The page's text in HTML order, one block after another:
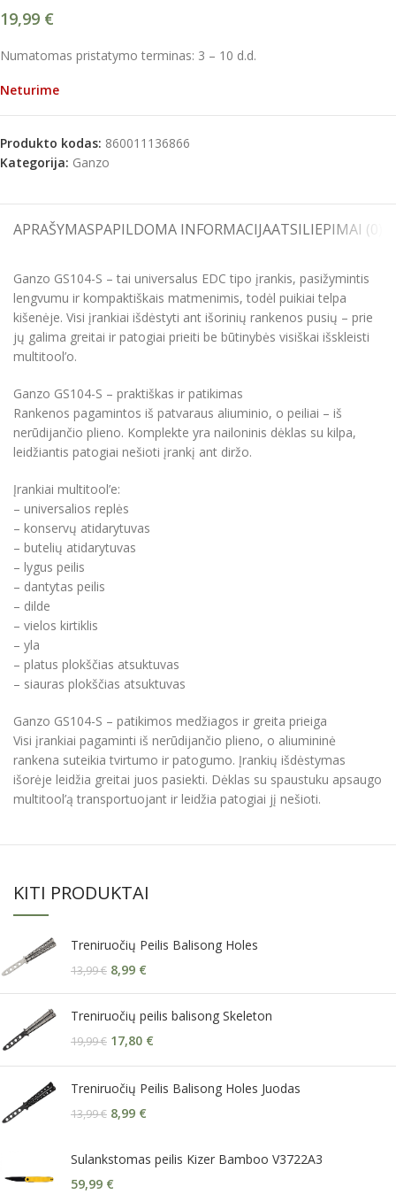
19,99 €
Numatomas pristatymo terminas: 3 – 10 d.d.
Neturime
Produkto kodas: 860011136866
Kategorija: Ganzo
APRAŠYMASPAPILDOMA INFORMACIJAATSILIEPIMAI (0)
Ganzo GS104-S – tai universalus EDC tipo įrankis, pasižymintis
lengvumu ir kompaktiškais matmenimis, todėl puikiai telpa
kišenėje. Visi įrankiai išdėstyti ant išorinių rankenos pusių – prie
jų galima greitai ir patogiai prieiti be būtinybės visiškai išskleisti
multitool’o.
Ganzo GS104-S – praktiškas ir patikimas
Rankenos pagamintos iš patvaraus aliuminio, o peiliai – iš
nerūdijančio plieno. Komplekte yra nailoninis dėklas su kilpa,
leidžiantis patogiai nešioti įrankį ant diržo.
Įrankiai multitool’e:
– universalios replės
– konservų atidarytuvas
– butelių atidarytuvas
– lygus peilis
– dantytas peilis
– dilde
– vielos kirtiklis
– yla
– platus plokščias atsuktuvas
– siauras plokščias atsuktuvas
Ganzo GS104-S – patikimos medžiagos ir greita prieiga
Visi įrankiai pagaminti iš nerūdijančio plieno, o aliumininė
rankena suteikia tvirtumo ir patogumo. Įrankių išdėstymas
išorėje leidžia greitai juos pasiekti. Dėklas su spaustuku apsaugo
multitool’ą transportuojant ir leidžia patogiai jį nešioti.
KITI PRODUKTAI
Treniruočių Peilis Balisong Holes
13,99€ 8,99 €
Treniruočių peilis balisong Skeleton
19,99€ 17,80 €
Treniruočių Peilis Balisong Holes Juodas
13,99€ 8,99 €
Sulankstomas peilis Kizer Bamboo V3722A3
59,99 €